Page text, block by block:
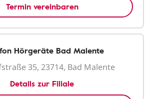
Termin vereinbaren
Hörgeräte Bad Malente
35, 23714, Bad Malente
Details zur Filiale